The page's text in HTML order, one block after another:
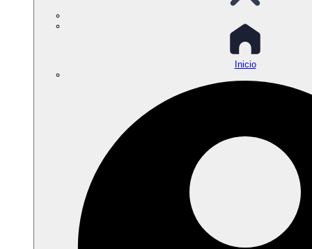
Inicio